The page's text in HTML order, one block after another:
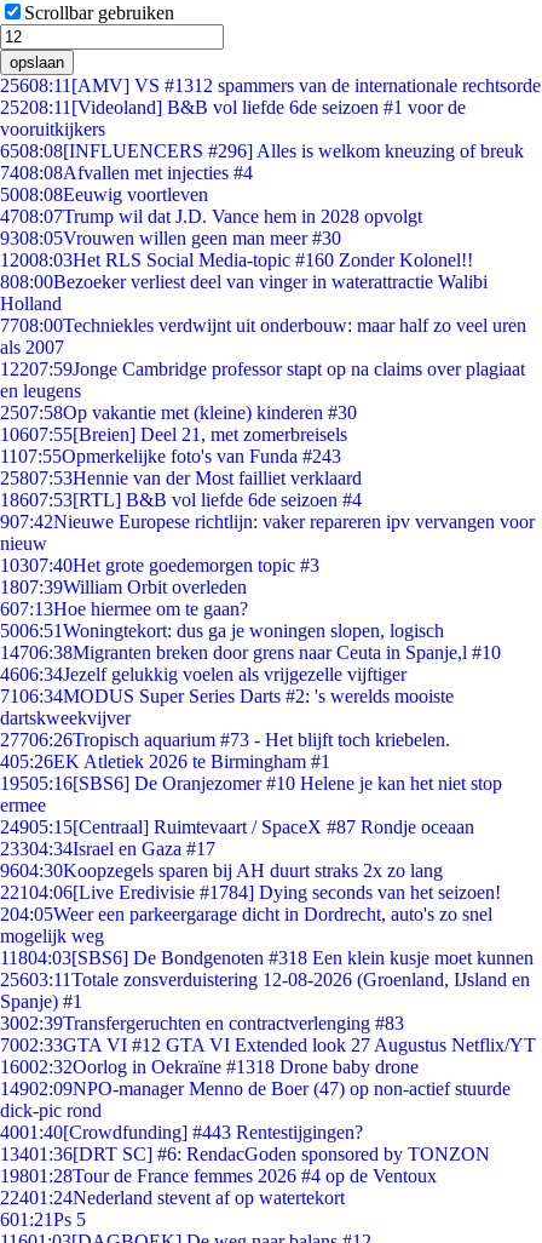
Scrollbar gebruiken
opslaan
25608:11 [AMV] VS #1312 spammers van de internationale rechtsorde
25208:11 [Videoland] B&B vol liefde 6de seizoen #1 voor de
vooruitkijkers
6508:08[INFLUENCERS #296] Alles is welkom kneuzing of breuk
7408:08Afvallen met injecties #4
5008:08Eeuwig voortleven
4708:07Trump wil dat J.D. Vance hem in 2028 opvolgt
9308:05Vrouwen willen geen man meer #30
12008:03Het RLS Social Media-topic #160 Zonder Kolonel!!
808:00Bezoeker verliest deel van vinger in waterattractie Walibi
Holland
7708:00Techniekles verdwijnt uit onderbouw: maar half zo veel uren
als 2007
12207:59Jonge Cambridge professor stapt op na claims over plagiaat
en leugens
2507:58Op vakantie met (kleine) kinderen #30
10607:55[Breien] Deel 21, met zomerbreisels
1107:55Opmerkelijke foto's van Funda #243
25807:53Hennie van der Most failliet verklaard
18607:53[RTL] B&B vol liefde 6de seizoen #4
907:42Nieuwe Europese richtlijn: vaker repareren ipv vervangen voor
nieuw
10307:40Het grote goedemorgen topic #3
1807:39William Orbit overleden
607:13Hoe hiermee om te gaan?
5006:51Woningtekort: dus ga je woningen slopen, logisch
14706:38Migranten breken door grens naar Ceuta in Spanje,l #10
4606:34Jezelf gelukkig voelen als vrijgezelle vijftiger
7106:34MODUS Super Series Darts #2: 's werelds mooiste
dartskweekvijver
27706:26Tropisch aquarium #73 - Het blijft toch kriebelen.
405:26EK Atletiek 2026 te Birmingham #1
19505:16[SBS6] De Oranjezomer #10 Helene je kan het niet stop
ermee
24905:15[Centraal] Ruimtevaart / SpaceX #87 Rondje oceaan
23304:34Israel en Gaza #17
9604:30Koopzegels sparen bij AH duurt straks 2x zo lang
22104:06[Live Eredivisie #1784] Dying seconds van het seizoen!
204:05Weer een parkeergarage dicht in Dordrecht, auto's zo snel
mogelijk weg
11804:03[SBS6] De Bondgenoten #318 Een klein kusje moet kunnen
25603:11Totale zonsverduistering 12-08-2026 (Groenland, IJsland en
Spanje) #1
3002:39Transfergeruchten en contractverlenging #83
7002:33GTA VI #12 GTA VI Extended look 27 Augustus Netflix/YT
16002:32Oorlog in Oekraïne #1318 Drone baby drone
14902:09NPO-manager Menno de Boer (47) op non-actief stuurde
dick-pic rond
4001:40[Crowdfunding] #443 Rentestijgingen?
13401:36[DRT SC] #6: RendacGoden sponsored by TONZON
19801:28Tour de France femmes 2026 #4 op de Ventoux
22401:24Nederland stevent af op watertekort
601:21Ps 5